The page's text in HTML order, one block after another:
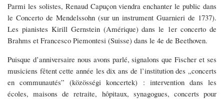
Parmi les solistes, Renaud Capuçon viendra enchanter le public dans
le Concerto de Mendelssohn (sur un instrument Guarnieri de 1737).
Les pianistes Kirill Gernstein (Amérique) dans le 1er concerto de
Brahms et Francesco Piemontesi (Suisse) dans le 4e de Beethoven.
Puisque d’anniversaire nous avons parlé, signalons que Fischer et ses
musiciens fêtent cette année les dix ans de l’institution des „concerts
en communautés” (közösségi koncertek) : intervention dans les
écoles, maisons de retraite, hôpitaux, synagogues, concerts pour